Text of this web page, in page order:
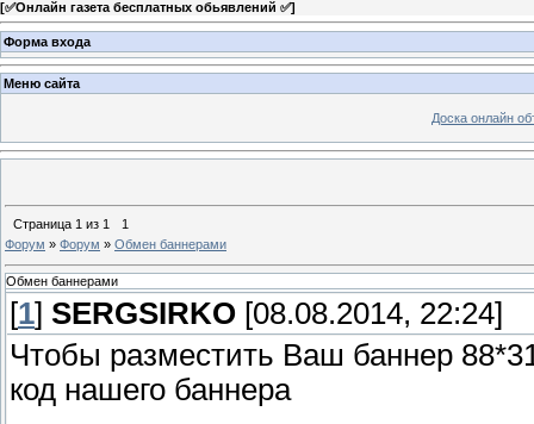
[✅Онлайн газета бесплатных обьявлений ✅]
Форма входа
Меню сайта
Доска онлайн
Страница 1 из 1
1
Форум » Форум » Обмен баннерами
Обмен баннерами
[1] SERGSIRKO [08.08.2014, 22:24]
Чтобы разместить Ваш баннер
код нашего баннера